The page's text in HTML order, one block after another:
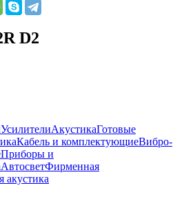
D2
УсилителиАкустикаГотовые
Кабель и комплектующиеВибро-
Приборы и
АвтосветФирменная
акустика